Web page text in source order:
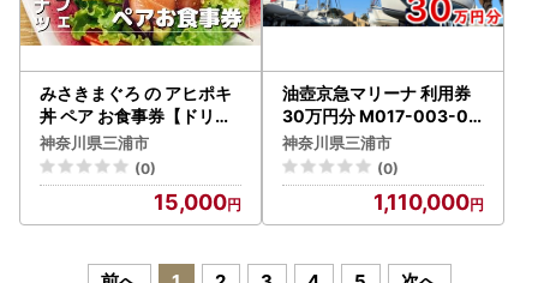
みさきまぐろ の アヒポキ
丼 ペア お食事券【ドリン
ク付き】 M094-002 チケ
ット 体験
神奈川県三浦市
(0)
15,000
油壺京急マリーナ 利用券
30万円分 M017-003-02
チケット 体験
神奈川県三浦市
(0)
1,110,000